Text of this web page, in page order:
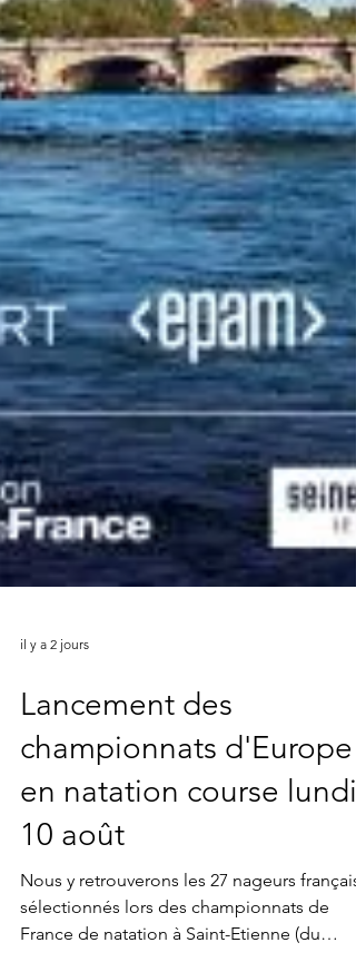
il y a 2 jours
Lancement des
championnats d'Europe
en natation course lundi
10 août